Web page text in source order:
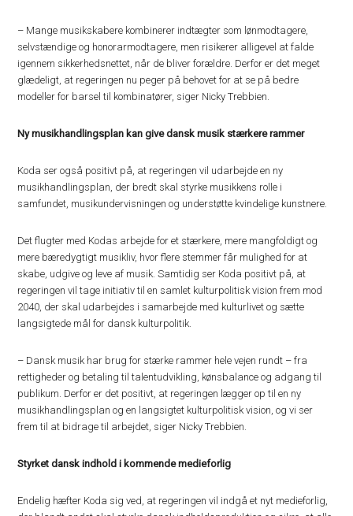
– Mange musikskabere kombinerer indtægter som lønmodtagere,
selvstændige og honorarmodtagere, men risikerer alligevel at falde
igennem sikkerhedsnettet, når de bliver forældre. Derfor er det meget
glædeligt, at regeringen nu peger på behovet for at se på bedre
modeller for barsel til kombinatører, siger Nicky Trebbien.
Ny musikhandlingsplan kan give dansk musik stærkere rammer
Koda ser også positivt på, at regeringen vil udarbejde en ny
musikhandlingsplan, der bredt skal styrke musikkens rolle i
samfundet, musikundervisningen og understøtte kvindelige kunstnere.
Det flugter med Kodas arbejde for et stærkere, mere mangfoldigt og
mere bæredygtigt musikliv, hvor flere stemmer får mulighed for at
skabe, udgive og leve af musik. Samtidig ser Koda positivt på, at
regeringen vil tage initiativ til en samlet kulturpolitisk vision frem mod
2040, der skal udarbejdes i samarbejde med kulturlivet og sætte
langsigtede mål for dansk kulturpolitik.
– Dansk musik har brug for stærke rammer hele vejen rundt – fra
rettigheder og betaling til talentudvikling, kønsbalance og adgang til
publikum. Derfor er det positivt, at regeringen lægger op til en ny
musikhandlingsplan og en langsigtet kulturpolitisk vision, og vi ser
frem til at bidrage til arbejdet, siger Nicky Trebbien.
Styrket dansk indhold i kommende medieforlig
Endelig hæfter Koda sig ved, at regeringen vil indgå et nyt medieforlig,